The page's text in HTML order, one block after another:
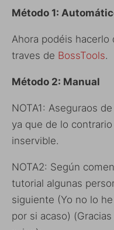
Método 1:
Ahora podéis hacerlo
traves de BossTools.
Método 2: Manual
NOTA1: Aseguraos
ya que de lo
inservible.
NOTA2: Según
tutorial algunas
siguiente (Yo no lo
por si acaso)